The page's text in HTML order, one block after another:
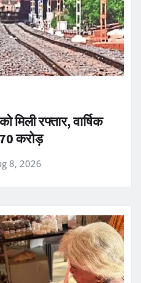
मिली रफ्तार, वार्षिक
करोड़
8, 2026